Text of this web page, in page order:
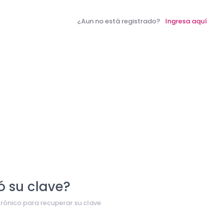
¿Aun no está registrado? Ingresa aquí
su clave?
para recuperar su clave